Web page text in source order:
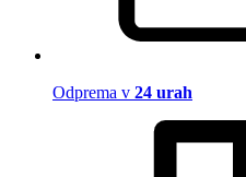
Odprema v 24 urah